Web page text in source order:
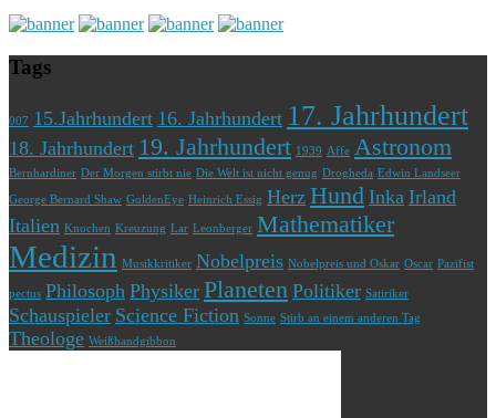
Tags
007 15.Jahrhundert 16. Jahrhundert 17. Jahrhundert
18. Jahrhundert 19. Jahrhundert 1939 Affe Astronom
Bernhardiner Der Morgen stirbt nie Die Welt ist nicht genug Drogheda Edwin Landseer
George Bernard Shaw GoldenEye Heinrich Essig Herz Hund Inka Irland
Italien Knochen Kreuzung Lar Leonberger Mathematiker
Medizin Musikkritiker Nobelpreis Nobelpreis und Oskar Oscar Pazifist
pectus Philosoph Physiker Planeten Politiker Satiriker
Schauspieler Science Fiction Sonne Stirb an einem anderen Tag
Theologe Weißhandgibbon